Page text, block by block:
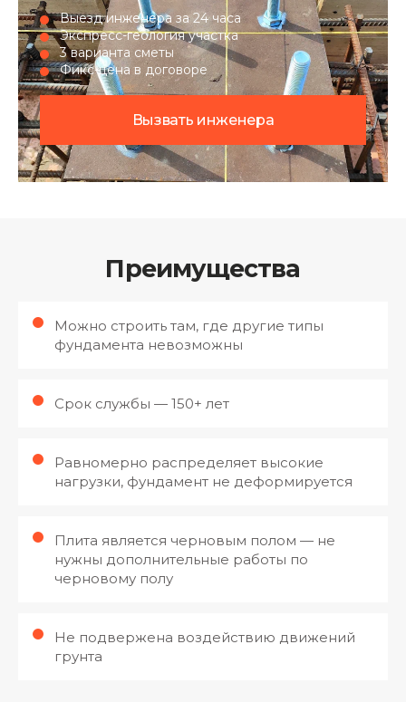
Выезд инженера за 24 часа
Экспресс-геология участка
3 варианта сметы
Фикс-цена в договоре
Вызвать инженера
Преимущества
Можно строить там, где другие типы
фундамента невозможны
Срок службы — 150+ лет
Равномерно распределяет высокие
нагрузки, фундамент не деформируется
Плита является черновым полом — не
нужны дополнительные работы по
черновому полу
Не подвержена воздействию движений
грунта